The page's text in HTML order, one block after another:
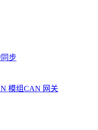
步
模组CAN 网关